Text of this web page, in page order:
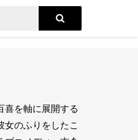
喜を軸に展開する
のふりをしたこ